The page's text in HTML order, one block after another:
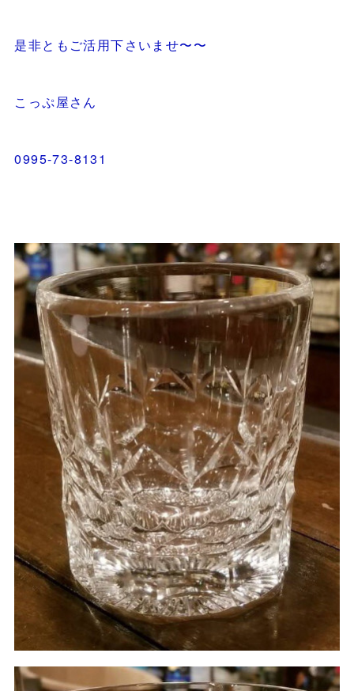
是非ともご活用下さいませ〜〜
こっぷ屋さん
0995-73-8131